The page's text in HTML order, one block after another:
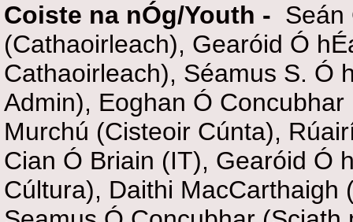
Coiste na nÓg/Youth - Seán
(Cathaoirleach), Gearóid Ó
Cathaoirleach), Séamus S. Ó
Admin), Eoghan Ó
Murchú (Cisteoir Cúnta),
Cian Ó Briain (IT), Gearóid Ó
Cúltura), Daithi MacCarthaigh